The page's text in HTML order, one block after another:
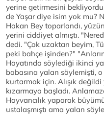
yerine getirmesini
de Yaşar diye isim yok mu?
Hakan Bey toparlandı,
yerini ciddiyet almıştı.
dedi. "Çok uzaktan beyim,
peki bahçe işinden?"
Hayatında söylediği ikinci
babasına yalan söylemişti,
kurtarmak için. Alışık
kızarmaya başladı.
Hayvancılık yaparak
ustalaşmıştı ama yalan